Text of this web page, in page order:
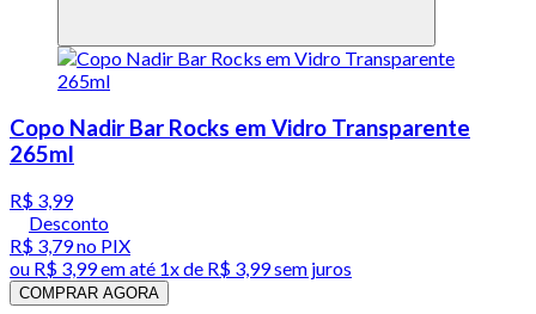
Copo Nadir Bar Rocks em Vidro Transparente
265ml
R$ 3,99
Desconto
R$ 3,79no PIX
ou R$ 3,99em até 1x de R$ 3,99sem juros
COMPRAR AGORA